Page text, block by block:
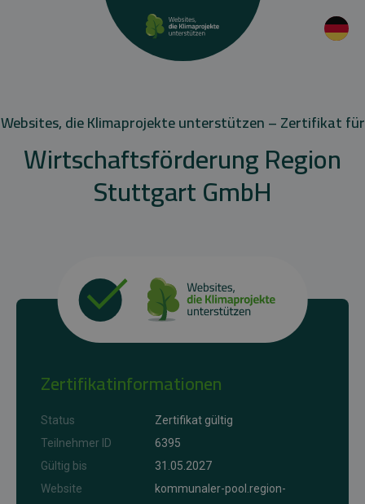
Websites, die Klimaprojekte unterstützen – Zertifikat für
Wirtschaftsförderung Region
Stuttgart GmbH
Zertifikatinformationen
Status
Zertifikat gültig
Teilnehmer ID
6395
Gültig bis
31.05.2027
Website
kommunaler-pool.region-